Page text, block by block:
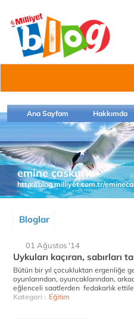
Ana Sayfam Hakkımda
emine çaskurlu
http://blog.milliyet.com.tr/
Bloglar
01 Ağustos '14
Uykuları kaçıran, sabırları
Bütün bir yıl çocukluktan ergenliğe
oyunlarından, oyuncaklarından,
eğlenceli saatlerden fedakarlık
Kategori : Eğitim